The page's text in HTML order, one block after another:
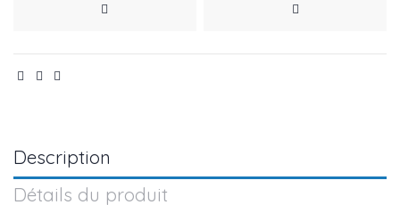
Description
Détails du produit